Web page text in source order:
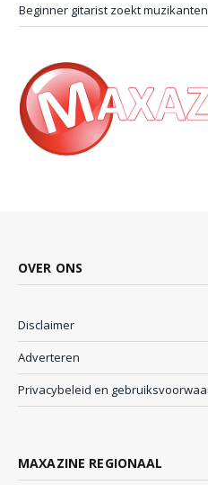
Beginner gitarist zoekt
OVER ONS
Disclaimer
Adverteren
Privacybeleid en
MAXAZINE REGIONAAL